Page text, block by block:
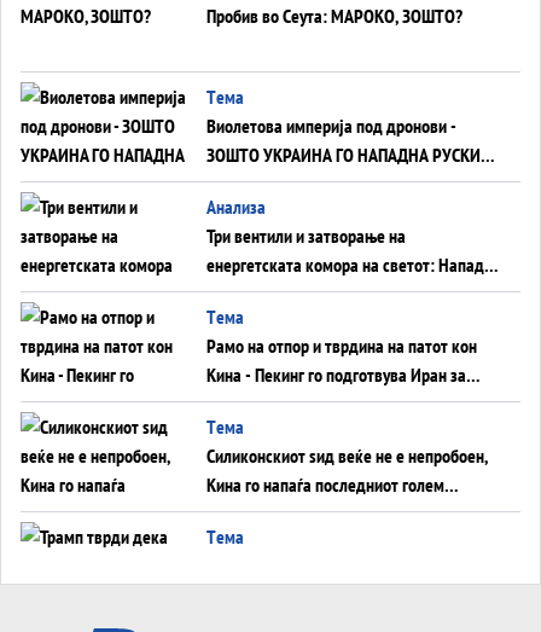
Пробив во Сеута: МАРОКО, ЗОШТО?
Tема
Виолетова империја под дронови -
ЗОШТО УКРАИНА ГО НАПАДНА РУСКИОТ
WILDBERRIES
Aнализа
Три вентили и затворање на
енергетската комора на светот: Нападот
во Суец најавува глобален енергетски
инфаркт?
Tема
Рамо на отпор и тврдина на патот кон
Кина - Пекинг го подготвува Иран за
американска копнена инвазија
Tема
Силиконскиот ѕид веќе не е непробоен,
Кина го напаѓа последниот голем
монопол на Западот?
Tема